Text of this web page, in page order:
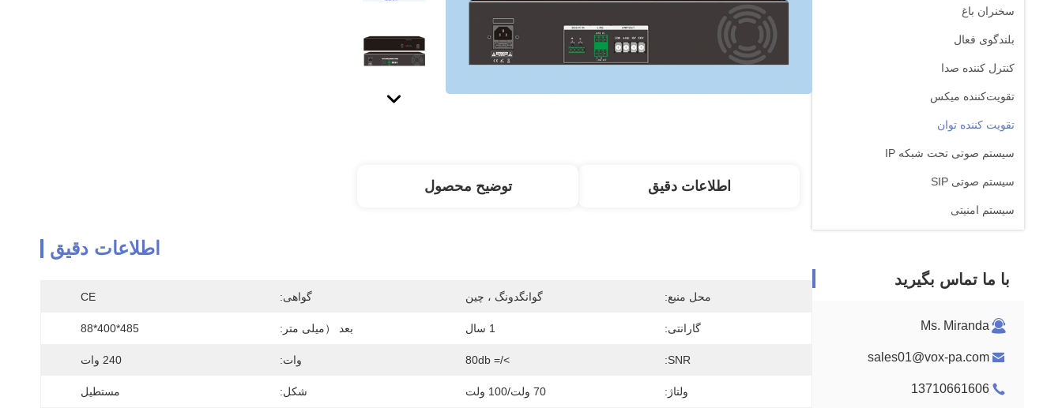
سخنران باغ
بلندگوی فعال
کنترل کننده صدا
تقویت‌کننده میکس
تقویت کننده توان
سیستم صوتی تحت شبکه IP
سیستم صوتی SIP
سیستم امنیتی
با ما تماس بگیرید
Ms. Miranda
sales01@vox-pa.com
13710661606
اطلاعات دقیق توضیح محصول
اطلاعات دقیق
محل منبع: گوانگدونگ ، چین گواهی: CE
گارانتی: 1 سال بعد （میلی متر: 485*400*88
SNR:
>/= 80db وات: 240 وات
ولتاژ: 70 ولت/100 ولت شکل: مستطیل